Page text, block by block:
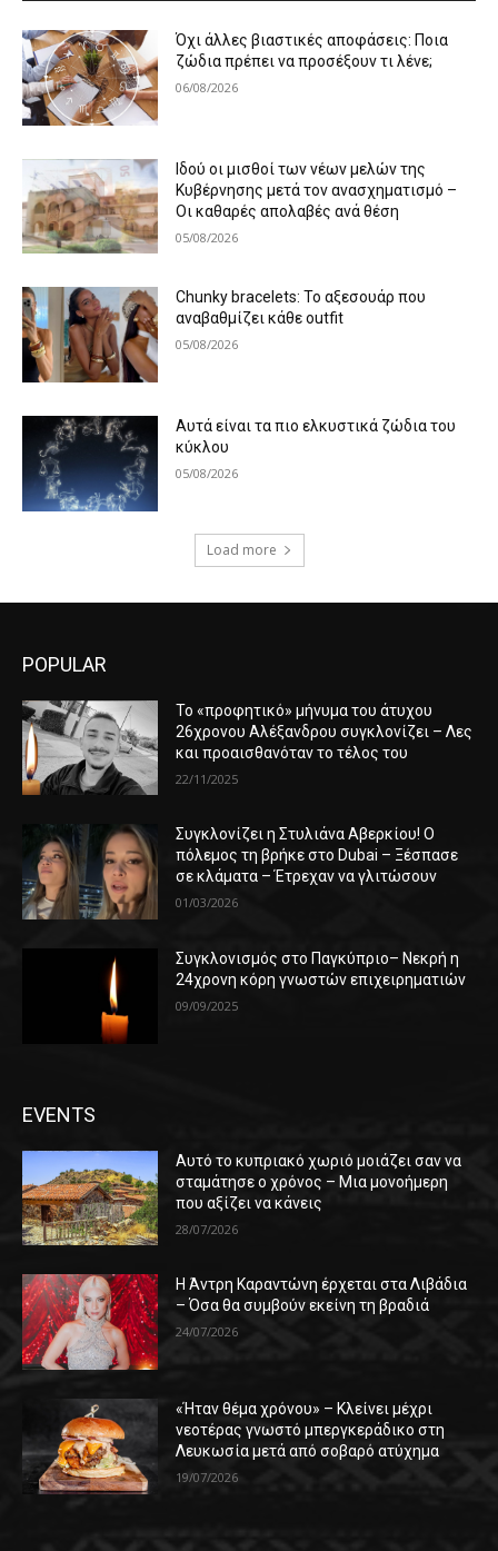
Όχι άλλες βιαστικές αποφάσεις: Ποια
ζώδια πρέπει να προσέξουν τι λένε;
06/08/2026
Ιδού οι μισθοί των νέων μελών της
Κυβέρνησης μετά τον ανασχηματισμό –
Οι καθαρές απολαβές ανά θέση
05/08/2026
Chunky bracelets: Το αξεσουάρ που
αναβαθμίζει κάθε outfit
05/08/2026
Αυτά είναι τα πιο ελκυστικά ζώδια του
κύκλου
05/08/2026
Load more
POPULAR
Το «προφητικό» μήνυμα του άτυχου
26χρονου Αλέξανδρου συγκλονίζει – Λες
και προαισθανόταν το τέλος του
22/11/2025
Συγκλονίζει η Στυλιάνα Αβερκίου! Ο
πόλεμος τη βρήκε στο Dubai – Ξέσπασε
σε κλάματα – Έτρεχαν να γλιτώσουν
01/03/2026
Συγκλονισμός στο Παγκύπριο– Νεκρή η
24χρονη κόρη γνωστών επιχειρηματιών
09/09/2025
EVENTS
Αυτό το κυπριακό χωριό μοιάζει σαν να
σταμάτησε ο χρόνος – Μια μονοήμερη
που αξίζει να κάνεις
28/07/2026
Η Άντρη Καραντώνη έρχεται στα Λιβάδια
– Όσα θα συμβούν εκείνη τη βραδιά
24/07/2026
«Ήταν θέμα χρόνου» – Κλείνει μέχρι
νεοτέρας γνωστό μπεργκεράδικο στη
Λευκωσία μετά από σοβαρό ατύχημα
19/07/2026